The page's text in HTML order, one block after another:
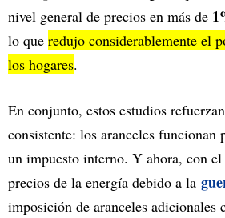
nivel general de precios en más de
lo que redujo considerablemente el
los hogares.
En conjunto, estos estudios
consistente: los aranceles funcionan
un impuesto interno. Y ahora, con
precios de la energía debido a la
imposición de aranceles adicionales